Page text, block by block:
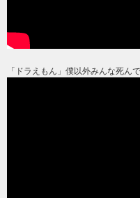
「ドラえもん」僕以外みんな死ん